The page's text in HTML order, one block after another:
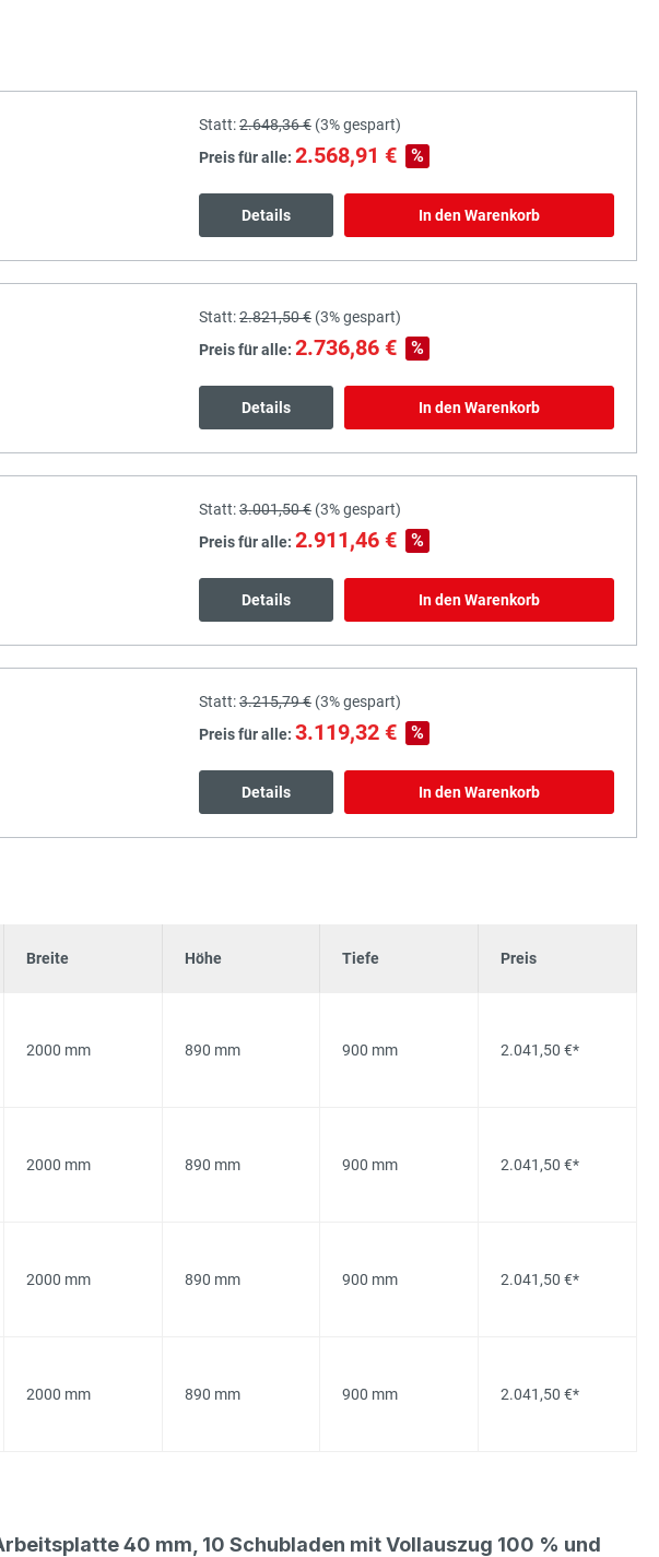
Statt:2.648,36 € (3%gespart)
Preis für alle: 2.568,91 € %
Details In den Warenkorb
Statt:2.821,50 € (3%gespart)
Preis für alle: 2.736,86 € %
Details In den Warenkorb
Statt:3.001,50 € (3%gespart)
Preis für alle: 2.911,46 € %
Details In den Warenkorb
Statt:3.215,79 € (3%gespart)
Preis für alle: 3.119,32 € %
Details In den Warenkorb
Breite Höhe Tiefe Preis
2000 mm 890 mm 900 mm 2.041,50 €*
2000 mm 890 mm 900 mm 2.041,50 €*
2000 mm 890 mm 900 mm 2.041,50 €*
2000 mm 890 mm 900 mm 2.041,50 €*
40 mm, 10 Schubladen mit Vollauszug 100 % und